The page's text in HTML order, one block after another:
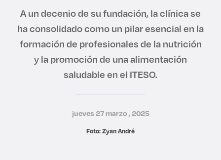
Lo más buscado
Carreras
A un decenio de su fundación, la clínica se
ha consolidado como un pilar esencial en la
formación de profesionales de la nutrición
y la promoción de una alimentación
saludable en el ITESO.
jueves 27 marzo , 2025
Foto: Zyan André